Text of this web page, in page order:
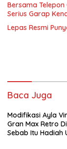
Bersama
Serius Garap
Lepas Resmi
Baca Juga
Modifikasi Ayla
Gran Max Retro
Sebab Itu Hadiah